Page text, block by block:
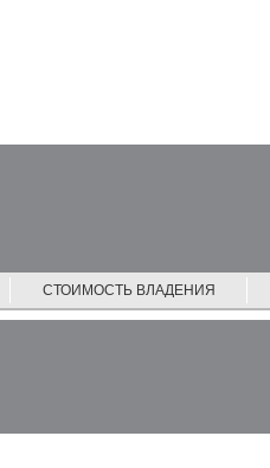
СТОИМОСТЬ ВЛАДЕНИЯ